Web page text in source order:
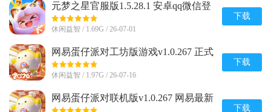
元梦之星官服版1.5.28.1 安卓qq微信登
录版
休闲益智 / 1.69G / 26-07-01
下载
网易蛋仔派对工坊版游戏v1.0.267 正式
版
休闲益智 / 1.97G / 26-07-16
下载
网易蛋仔派对联机版v1.0.267 网易最新
版
下载